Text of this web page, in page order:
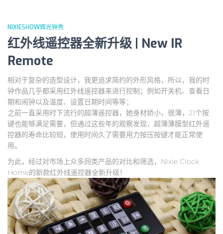
NIXIESHOW辉光钟秀
红外线遥控器全新升级 | New IR
Remote
相对于复杂的造型设计，我更追求简约的外形风格，所以，我的时
钟作品几乎都采用红外线遥控器来进行控制；例如开关机、查看日
期和闹钟以及温度、设置日期时间等等；
之前一直采用时下流行的超薄遥控器，她身材娇小，很薄，21个按
键也能够满足需要，但通过这些年的观察发现，超薄薄膜型红外遥
控器的寿命比较短，使用时间久了需要用力按压按键才能正常使
用。
为此，经过对市场上众多同类产品的对比和筛选，Nixie Clock
Home的新款红外线遥控器全新升级！